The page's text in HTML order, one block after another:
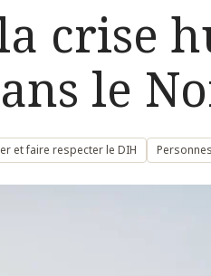
crise
le
et faire respecter le DIH